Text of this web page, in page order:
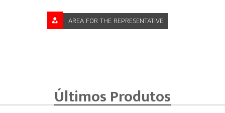
AREA FOR THE REPRESENTATIVE
Últimos Produtos